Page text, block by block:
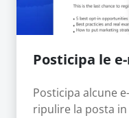
Posticipa le
Posticipa alcune
ripulire la posta